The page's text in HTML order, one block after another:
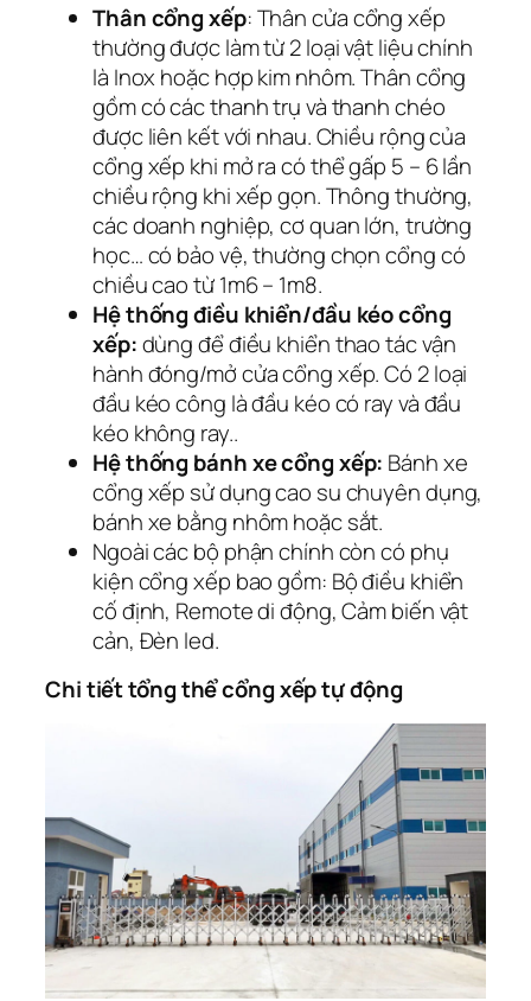
Thân cổng xếp: Thân cửa cổng xếp
thường được làm từ 2 loại vật liệu chính
là Inox hoặc hợp kim nhôm. Thân cổng
gồm có các thanh trụ và thanh chéo
được liên kết với nhau. Chiều rộng của
cổng xếp khi mở ra có thể gấp 5 – 6 lần
chiều rộng khi xếp gọn. Thông thường,
các doanh nghiệp, cơ quan lớn, trường
học… có bảo vệ, thường chọn cổng có
chiều cao từ 1m6 – 1m8.
Hệ thống điều khiển/đầu kéo cổng
xếp:dùng để điều khiển thao tác vận
hành đóng/mở cửa cổng xếp. Có 2 loại
đầu kéo công là đầu kéo có ray và đầu
kéo không ray..
Hệ thống bánh xe cổng xếp: Bánh xe
cổng xếp sử dụng cao su chuyên dụng,
bánh xe bằng nhôm hoặc sắt.
Ngoài các bộ phận chính còn có phụ
kiện cổng xếp bao gồm: Bộ điều khiển
cố định, Remote di động, Cảm biến vật
cản, Đèn led.
Chi tiết tổng thể cổng xếp tự động